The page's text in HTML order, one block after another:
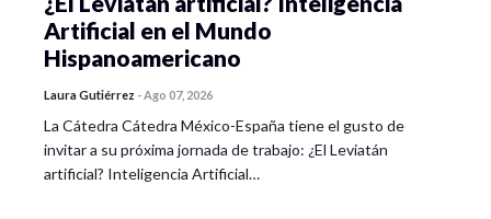
Artificial en el Mundo
Hispanoamericano
Laura Gutiérrez -Ago 07, 2026
La Cátedra Cátedra México-España tiene el gusto de
invitar a su próxima jornada de trabajo: ¿El Leviatán
artificial? Inteligencia Artificial…